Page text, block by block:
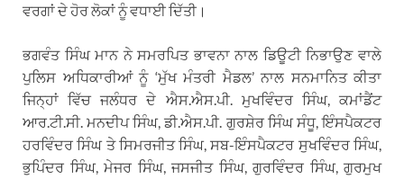
ਵਰਗਾਂ ਦੇ ਹੋਰ ਲੋਕਾਂ ਨੂੰ ਵਧਾਈ ਦਿੱਤੀ।
ਭਗਵੰਤ ਸਿੰਘ ਮਾਨ ਨੇ ਸਮਰਪਿਤ ਭਾਵਨਾ ਨਾਲ ਡਿਊਟੀ ਨਿਭਾਉਣ ਵਾਲੇ
ਪੁਲਿਸ ਅਧਿਕਾਰੀਆਂ ਨੂੰ ‘ਮੁੱਖ ਮੰਤਰੀ ਮੈਡਲ’ ਨਾਲ ਸਨਮਾਨਿਤ ਕੀਤਾ
ਜਿਨ੍ਹਾਂ ਵਿੱਚ ਜਲੰਧਰ ਦੇ ਐਸ.ਐਸ.ਪੀ. ਮੁਖਵਿੰਦਰ ਸਿੰਘ, ਕਮਾਂਡੈਂਟ
ਆਰ.ਟੀ.ਸੀ. ਮਨਦੀਪ ਸਿੰਘ, ਡੀ.ਐਸ.ਪੀ. ਗੁਰਸ਼ੇਰ ਸਿੰਘ ਸੰਧੂ, ਇੰਸਪੈਕਟਰ
ਹਰਵਿੰਦਰ ਸਿੰਘ ਤੇ ਸਿਮਰਜੀਤ ਸਿੰਘ, ਸਬ-ਇੰਸਪੈਕਟਰ ਸੁਖਵਿੰਦਰ ਸਿੰਘ,
ਭੁਪਿੰਦਰ ਸਿੰਘ, ਮੇਜਰ ਸਿੰਘ, ਜਸਜੀਤ ਸਿੰਘ, ਗੁਰਵਿੰਦਰ ਸਿੰਘ, ਗੁਰਮੁਖ